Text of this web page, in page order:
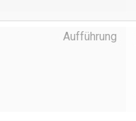
Aufführung